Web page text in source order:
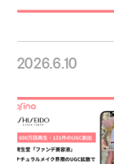
2026.6.10